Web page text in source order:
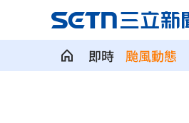
即時 颱風動態